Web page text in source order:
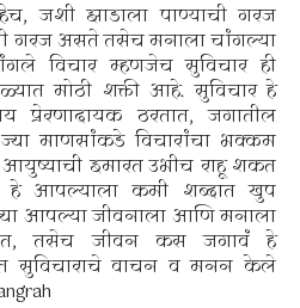
जशी झाडाला पाण्याची गरज
गरज असते तसेच मनाला चांगल्या
विचार म्हणजेच सुविचार ही
मोठी शक्ती आहे. सुविचार हे
प्रेरणादायक ठरतात, जगातील
माणसांकडे विचारांचा भक्कम
आयुष्याची इमारत उभीच राहू शकत
हे आपल्याला कमी शब्दात खुप
आपल्या जीवनाला आणि मनाला
तसेच जीवन कस जगावं हे
सुविचाराचे वाचन व मनन केले